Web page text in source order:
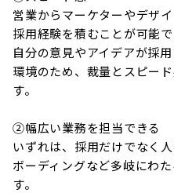
営業からマーケターやデザ
採用経験を積むことが可能で
自分の意見やアイデアが採
環境のため、裁量とスピー
す。
②幅広い業務を担当できる
いずれは、採用だけでなく
ボーディングなど多岐にわ
す。